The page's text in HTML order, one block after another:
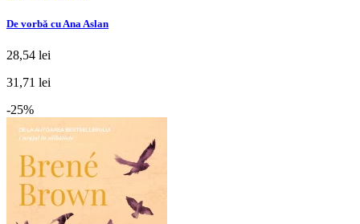
De vorbă cu Ana Aslan
28,54 lei
31,71 lei
-25%